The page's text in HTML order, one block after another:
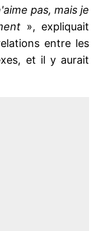
pas, mais je
», expliquait
entre les
et il y aurait